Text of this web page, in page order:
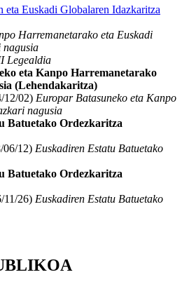
eta Euskadi Globalaren Idazkaritza
Harremanetarako eta Euskadi
nagusia
Legealdia
eta Kanpo Harremanetarako
(Lehendakaritza)
12/02) Europar Batasuneko eta Kanpo
nagusia
Batuetako Ordezkaritza
06/12) Euskadiren Estatu Batuetako
Batuetako Ordezkaritza
11/26) Euskadiren Estatu Batuetako